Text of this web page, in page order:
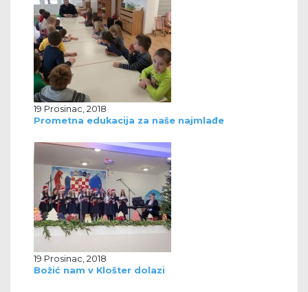
19 Prosinac, 2018
Prometna edukacija za naše najmlađe
19 Prosinac, 2018
Božić nam v Klošter dolazi